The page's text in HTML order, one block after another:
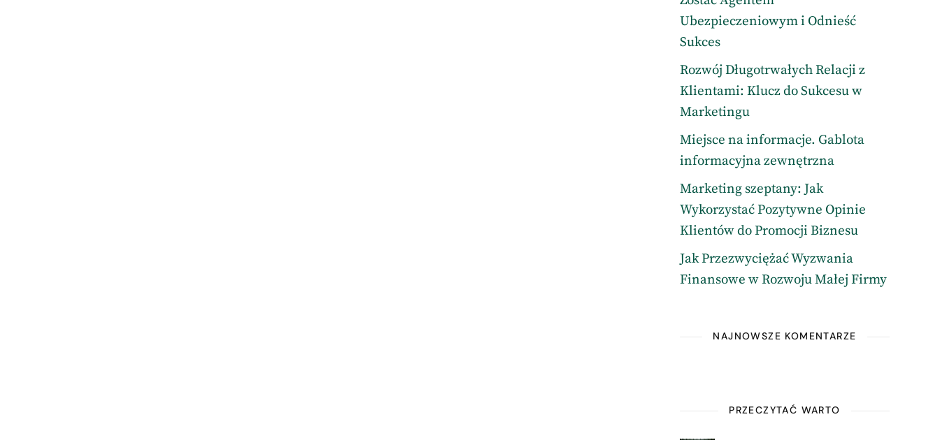
Ubezpieczeniowym i Odnieść
Sukces
Rozwój Długotrwałych Relacji z
Klientami: Klucz do Sukcesu w
Marketingu
Miejsce na informacje. Gablota
informacyjna zewnętrzna
Marketing szeptany: Jak
Wykorzystać Pozytywne Opinie
Klientów do Promocji Biznesu
Jak Przezwyciężać Wyzwania
Finansowe w Rozwoju Małej Firmy
NAJNOWSZE KOMENTARZE
PRZECZYTAĆ WARTO